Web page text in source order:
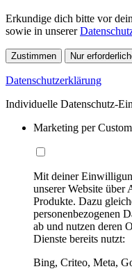
Erkundige dich bitte vor
sowie in unserer
Zustimmen Nur
Datenschutzerklärung
Individuelle Datenschutz-
Marketing per
Mit deiner
unserer Website über
Produkte. Dazu
personenbezogenen
ab und nutzen deren
Dienste bereits nutzt:
Bing, Criteo, Meta,